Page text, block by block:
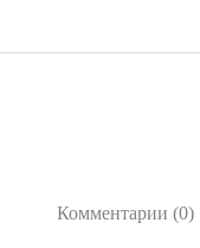
Комментарии (0)